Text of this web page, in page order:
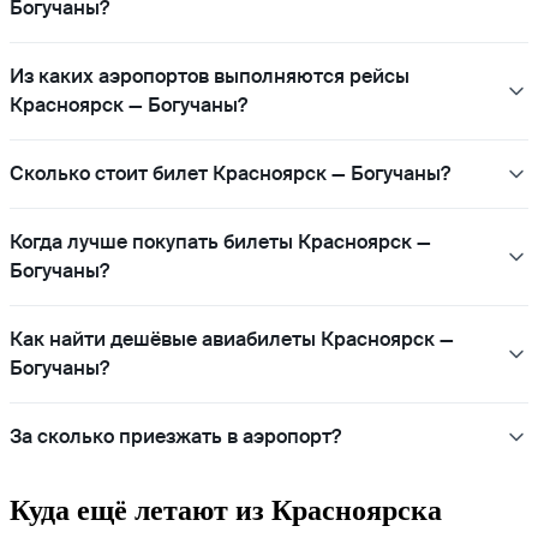
Богучаны?
Из каких аэропортов выполняются рейсы
Красноярск — Богучаны?
Сколько стоит билет Красноярск — Богучаны?
Когда лучше покупать билеты Красноярск —
Богучаны?
Как найти дешёвые авиабилеты Красноярск —
Богучаны?
За сколько приезжать в аэропорт?
Куда ещё летают из Красноярска